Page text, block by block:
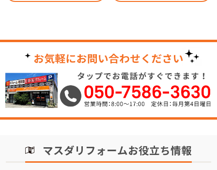
マスダリフォームお役立ち情報